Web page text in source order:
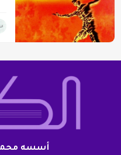
أسسه محمد